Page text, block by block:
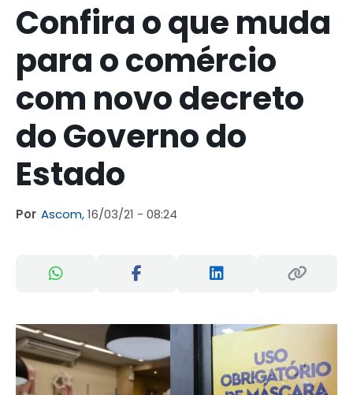
Confira o que muda
para o comércio
com novo decreto
do Governo do
Estado
Por Ascom,16/03/21 - 08:24